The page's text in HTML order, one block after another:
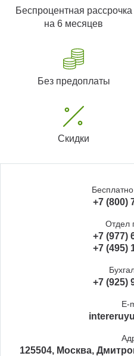
Беспроцентная рассрочка
на 6 месяцев
Без предоплаты
Скидки
+7 (800)
Отдел
+7 (977)
+7 (495)
+7 (925)
E-
125504, Москва,